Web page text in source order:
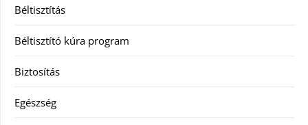
Béltisztítás
Béltisztító kúra program
Biztosítás
Egészség